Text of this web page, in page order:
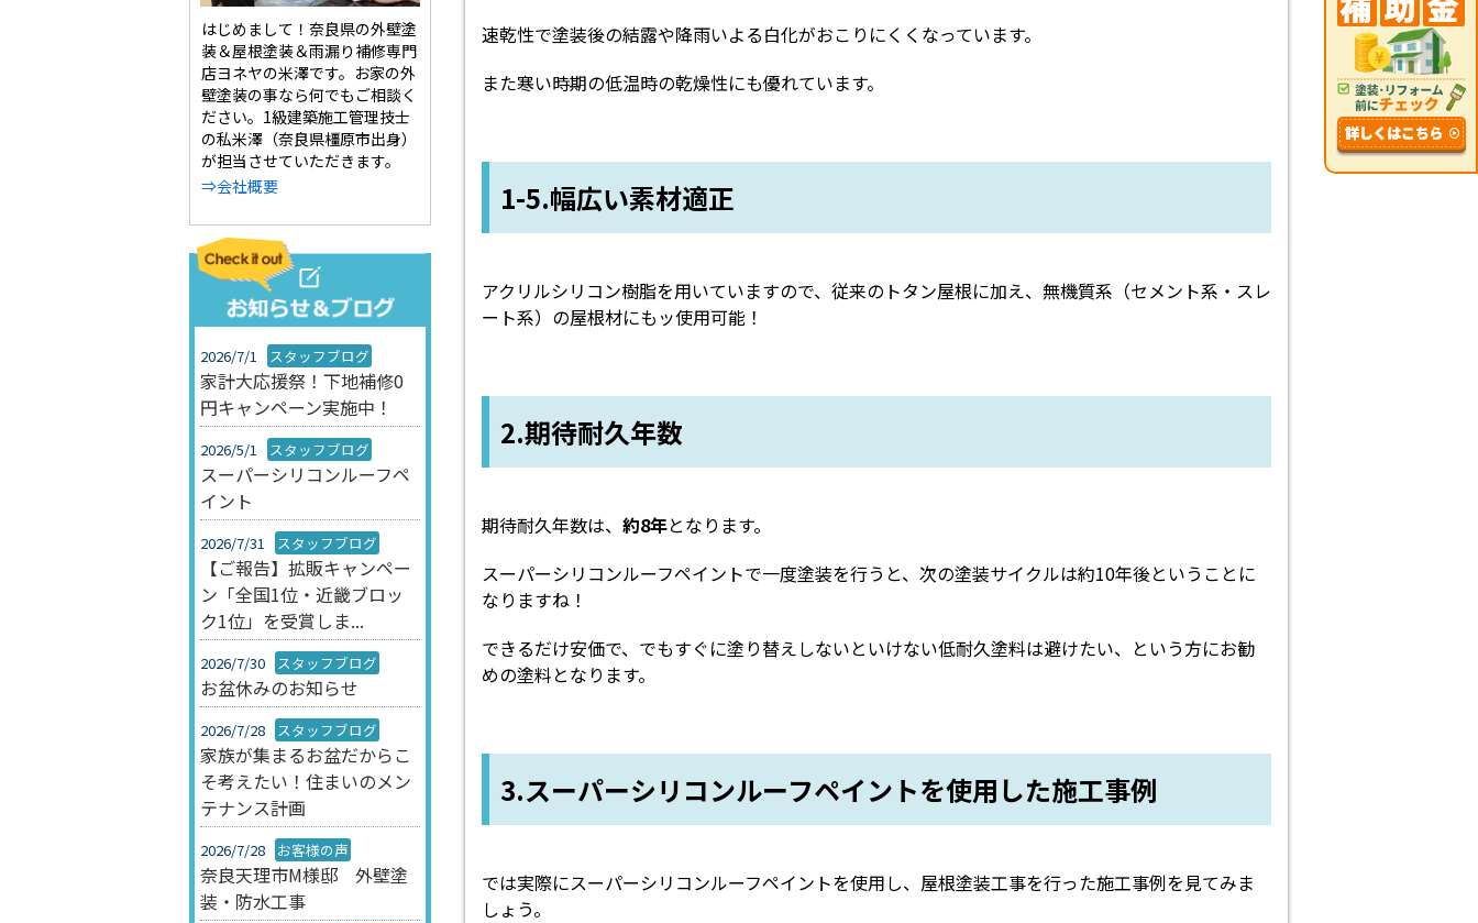
はじめまして！奈良県の外壁塗
装＆屋根塗装＆雨漏り補修専門
店ヨネヤの米澤です。お家の外
壁塗装の事なら何でもご相談く
ださい。1級建築施工管理技士
の私米澤（奈良県橿原市出身）
が担当させていただきます。
⇒会社概要
2026/7/1 スタッフブログ
家計大応援祭！下地補修0
円キャンペーン実施中！
2026/5/1 スタッフブログ
スーパーシリコンルーフペ
イント
2026/7/31 スタッフブログ
【ご報告】拡販キャンペー
ン「全国1位・近畿ブロッ
ク1位」を受賞しま...
2026/7/30 スタッフブログ
お盆休みのお知らせ
2026/7/28 スタッフブログ
家族が集まるお盆だからこ
そ考えたい！住まいのメン
テナンス計画
2026/7/28 お客様の声
奈良天理市M様邸 外壁塗
装・防水工事
速乾性で塗装後の結露や降雨いよる白化がおこりにくくなっています。
また寒い時期の低温時の乾燥性にも優れています。
1-5.幅広い素材適正
アクリルシリコン樹脂を用いていますので、従来のトタン屋根に加え、無機質系（セメント系・スレ
ート系）の屋根材にもッ使用可能！
2.期待耐久年数
期待耐久年数は、 約8年となります。
スーパーシリコンルーフペイントで一度塗装を行うと、次の塗装サイクルは約10年後ということに
なりますね！
できるだけ安価で、でもすぐに塗り替えしないといけない低耐久塗料は避けたい、という方にお勧
めの塗料となります。
3.スーパーシリコンルーフペイントを使用した施工事例
では実際にスーパーシリコンルーフペイントを使用し、屋根塗装工事を行った施工事例を見てみま
しょう。